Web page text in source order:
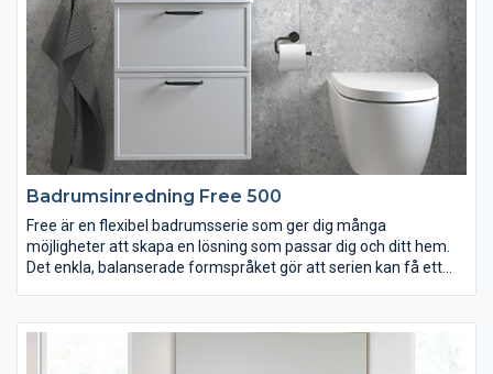
Badrumsinredning Free 500
Free är en flexibel badrumsserie som ger dig många
möjligheter att skapa en lösning som passar dig och ditt hem.
Det enkla, balanserade formspråket gör att serien kan få ett
är smalare och grundare än vad som är vanligt och perfekt för